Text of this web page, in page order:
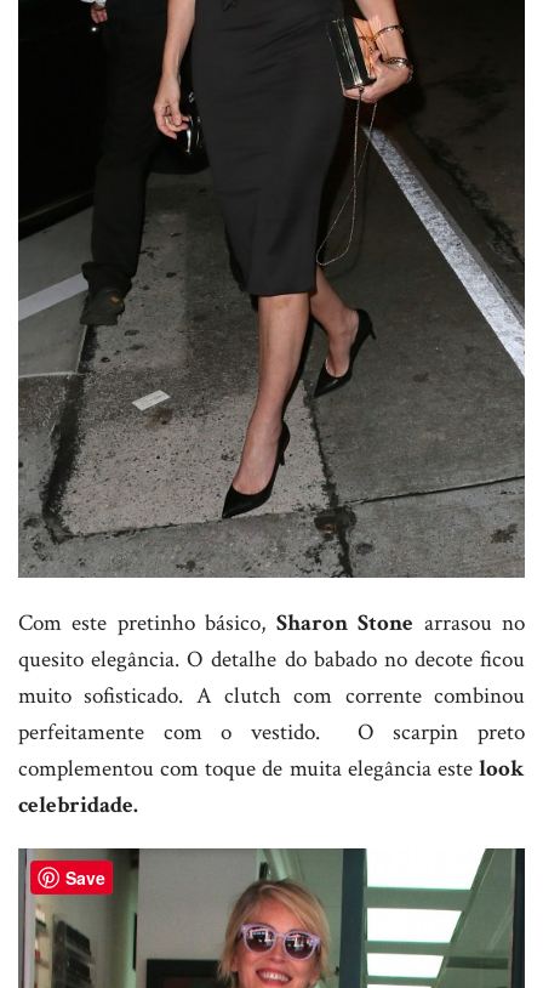
Com este pretinho básico, Sharon Stone arrasou no
quesito elegância. O detalhe do babado no decote ficou
muito sofisticado. A clutch com corrente combinou
perfeitamente com o vestido. O scarpin preto
complementou com toque de muita elegância estelook
celebridade.
Save